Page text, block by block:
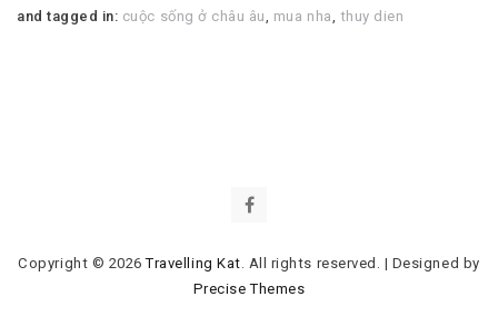
and tagged in: cuộc sống ở châu âu mua nha thuy dien
Copyright © 2026Travelling Kat . All rights reserved. | Designed by
Precise Themes